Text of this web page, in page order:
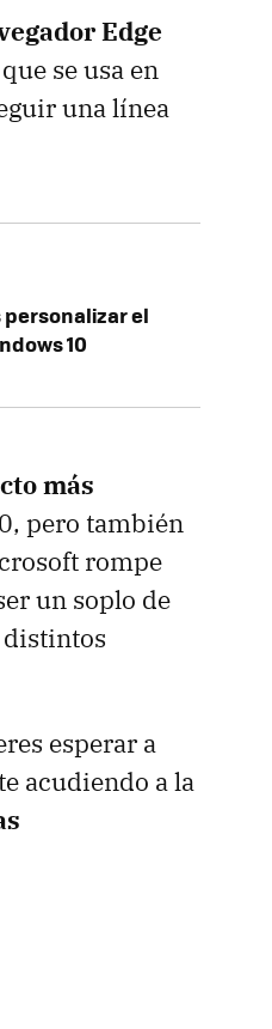
Edge
se usa en
una línea
el
10
más
pero también
rompe
un soplo de
distintos
esperar a
acudiendo a la